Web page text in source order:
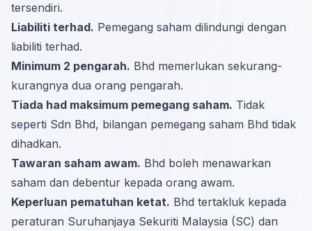
tersendiri.
Liabiliti terhad. Pemegang saham dilindungi dengan
liabiliti terhad.
Minimum 2 pengarah. Bhd memerlukan sekurang-
kurangnya dua orang pengarah.
Tiada had maksimum pemegang saham. Tidak
seperti Sdn Bhd, bilangan pemegang saham Bhd tidak
dihadkan.
Tawaran saham awam. Bhd boleh menawarkan
saham dan debentur kepada orang awam.
Keperluan pematuhan ketat. Bhd tertakluk kepada
peraturan Suruhanjaya Sekuriti Malaysia (SC) dan